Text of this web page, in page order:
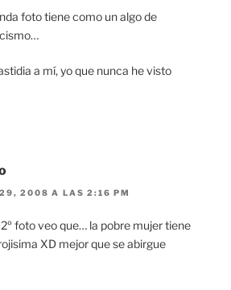
foto tiene como un algo de
a mí, yo que nunca he visto
29, 2008 A LAS 2:16 PM
2º foto veo que… la pobre mujer tiene
XD mejor que se abirgue